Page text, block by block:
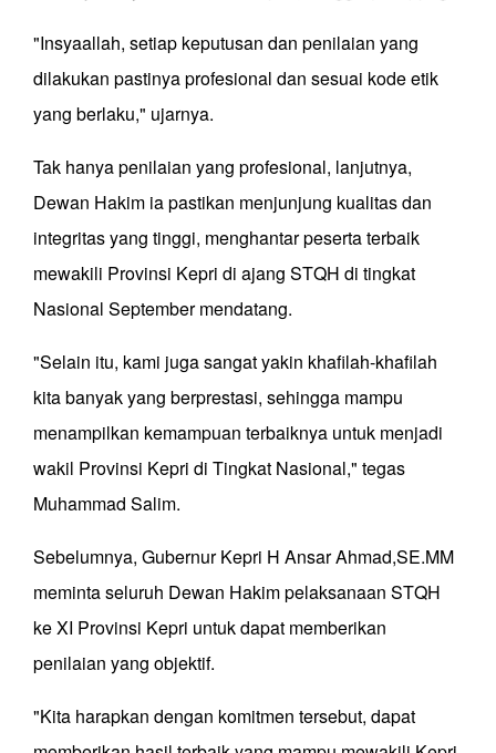
"Insyaallah, setiap keputusan dan penilaian yang
dilakukan pastinya profesional dan sesuai kode etik
yang berlaku," ujarnya.
Tak hanya penilaian yang profesional, lanjutnya,
Dewan Hakim ia pastikan menjunjung kualitas dan
integritas yang tinggi, menghantar peserta terbaik
mewakili Provinsi Kepri di ajang STQH di tingkat
Nasional September mendatang.
"Selain itu, kami juga sangat yakin khafilah-khafilah
kita banyak yang berprestasi, sehingga mampu
menampilkan kemampuan terbaiknya untuk menjadi
wakil Provinsi Kepri di Tingkat Nasional," tegas
Muhammad Salim.
Sebelumnya, Gubernur Kepri H Ansar Ahmad,SE.MM
meminta seluruh Dewan Hakim pelaksanaan STQH
ke XI Provinsi Kepri untuk dapat memberikan
penilaian yang objektif.
"Kita harapkan dengan komitmen tersebut, dapat